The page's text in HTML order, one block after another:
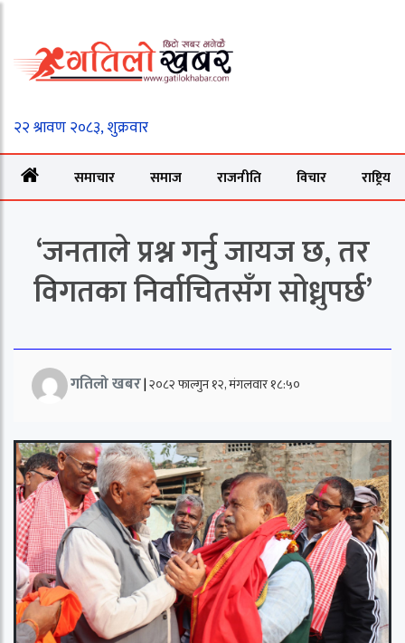
समाचार समाज राजनीति विचार राष्ट्रिय
‘जनताले प्रश्न गर्नु जायज छ, तर
विगतका निर्वाचितसँग सोध्नुपर्छ’
गतिलो खबर|२०८२ फाल्गुन १२, मंगलवार १८:५०